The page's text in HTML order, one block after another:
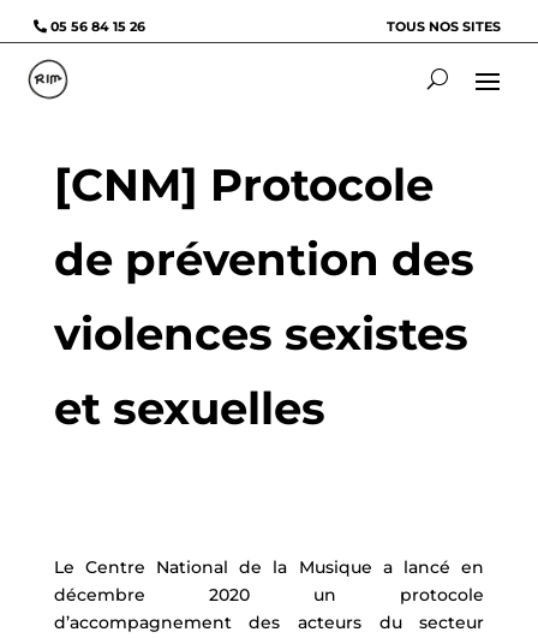
05 56 84 15 26 TOUS NOS SITES
[CNM] Protocole
de prévention des
violences sexistes
et sexuelles
Le Centre National de la Musique a lancé en
décembre 2020 un protocole
d’accompagnement des acteurs du secteur